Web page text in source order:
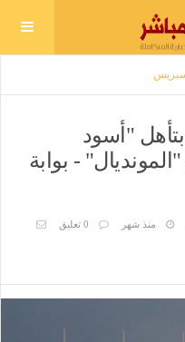
بتأهل "أسود
- بوابة
منذ شهر
0 تعليق